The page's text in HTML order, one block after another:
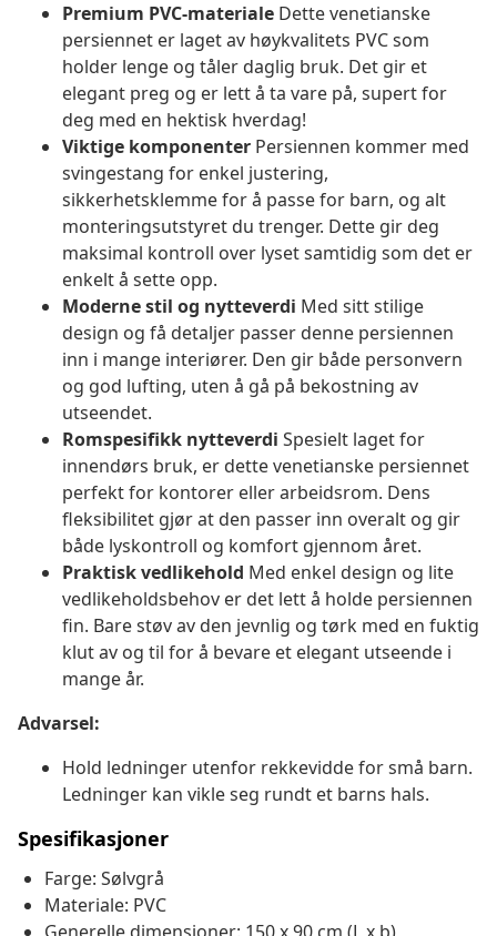
Premium PVC-materiale Dette venetianske
persiennet er laget av høykvalitets PVC som
holder lenge og tåler daglig bruk. Det gir et
elegant preg og er lett å ta vare på, supert for
deg med en hektisk hverdag!
Viktige komponenter Persiennen kommer med
svingestang for enkel justering,
sikkerhetsklemme for å passe for barn, og alt
monteringsutstyret du trenger. Dette gir deg
maksimal kontroll over lyset samtidig som det er
enkelt å sette opp.
Moderne stil og nytteverdi Med sitt stilige
design og få detaljer passer denne persiennen
inn i mange interiører. Den gir både personvern
og god lufting, uten å gå på bekostning av
utseendet.
Romspesifikk nytteverdi Spesielt laget for
innendørs bruk, er dette venetianske persiennet
perfekt for kontorer eller arbeidsrom. Dens
fleksibilitet gjør at den passer inn overalt og gir
både lyskontroll og komfort gjennom året.
Praktisk vedlikehold Med enkel design og lite
vedlikeholdsbehov er det lett å holde persiennen
fin. Bare støv av den jevnlig og tørk med en fuktig
klut av og til for å bevare et elegant utseende i
mange år.
Advarsel:
Hold ledninger utenfor rekkevidde for små barn.
Ledninger kan vikle seg rundt et barns hals.
Spesifikasjoner
Farge: Sølvgrå
Materiale: PVC